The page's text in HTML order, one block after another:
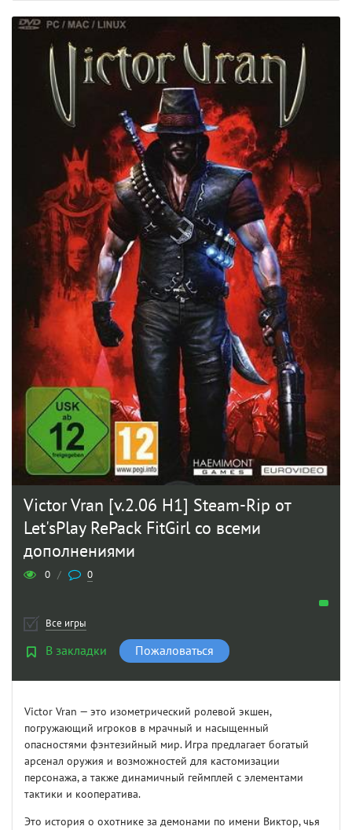
Victor Vran [v.2.06 H1] Steam-Rip от
Let'sPlay RePack FitGirl со всеми
дополнениями
0 / 0
Все игры
В закладки Пожаловаться
Victor Vran — это изометрический ролевой экшен,
погружающий игроков в мрачный и насыщенный
опасностями фэнтезийный мир. Игра предлагает богатый
арсенал оружия и возможностей для кастомизации
персонажа, а также динамичный геймплей с элементами
тактики и кооператива.
Это история о охотнике за демонами по имени Виктор, чья